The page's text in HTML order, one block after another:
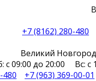
+7 (8162) 280-480
Великий Новгород
с 09:00 до 20:00 Вс: с
480
+7 (963) 369-00-01